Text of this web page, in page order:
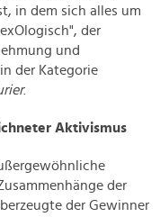
in dem sich alles um
der
und
der Kategorie
.
Aktivismus
der
der Gewinner